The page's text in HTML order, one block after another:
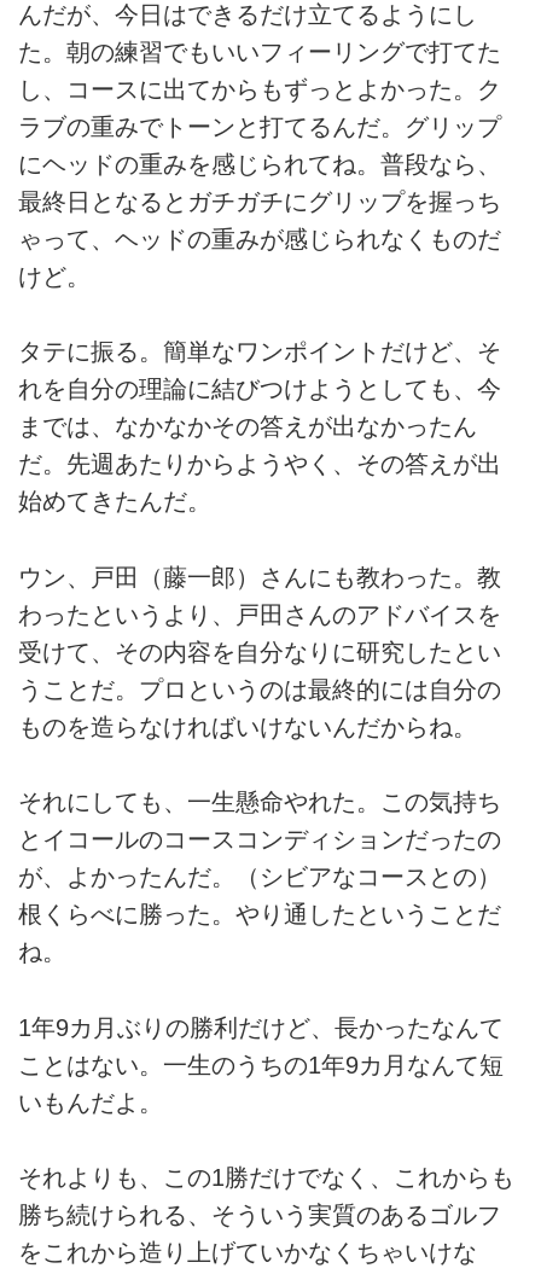
んだが、今日はできるだけ立てるようにし
た。朝の練習でもいいフィーリングで打てた
し、コースに出てからもずっとよかった。ク
ラブの重みでトーンと打てるんだ。グリップ
にヘッドの重みを感じられてね。普段なら、
最終日となるとガチガチにグリップを握っち
ゃって、ヘッドの重みが感じられなくものだ
けど。
タテに振る。簡単なワンポイントだけど、そ
れを自分の理論に結びつけようとしても、今
までは、なかなかその答えが出なかったん
だ。先週あたりからようやく、その答えが出
始めてきたんだ。
ウン、戸田（藤一郎）さんにも教わった。教
わったというより、戸田さんのアドバイスを
受けて、その内容を自分なりに研究したとい
うことだ。プロというのは最終的には自分の
ものを造らなければいけないんだからね。
それにしても、一生懸命やれた。この気持ち
とイコールのコースコンディションだったの
が、よかったんだ。（シビアなコースとの）
根くらべに勝った。やり通したということだ
ね。
1年9カ月ぶりの勝利だけど、長かったなんて
ことはない。一生のうちの1年9カ月なんて短
いもんだよ。
それよりも、この1勝だけでなく、これからも
勝ち続けられる、そういう実質のあるゴルフ
をこれから造り上げていかなくちゃいけな